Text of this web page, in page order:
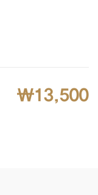
₩13,500